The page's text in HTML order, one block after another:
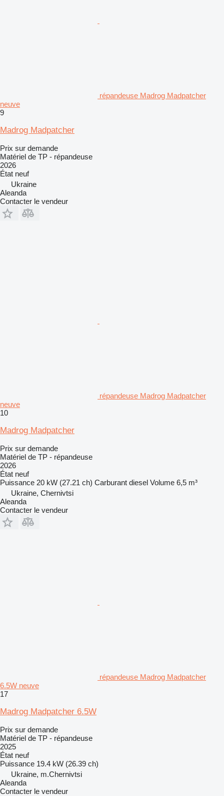
répandeuse Madrog Madpatcher
neuve
9
Madrog Madpatcher
Prix sur demande
Matériel de TP - répandeuse
2026
État neuf
Ukraine
Aleanda
Contacter le vendeur
répandeuse Madrog Madpatcher
neuve
10
Madrog Madpatcher
Prix sur demande
Matériel de TP - répandeuse
2026
État neuf
Puissance 20 kW (27.21 ch) Carburant diesel Volume 6,5 m³
Ukraine, Chernivtsi
Aleanda
Contacter le vendeur
répandeuse Madrog Madpatcher
6.5W neuve
17
Madrog Madpatcher 6.5W
Prix sur demande
Matériel de TP - répandeuse
2025
État neuf
Puissance 19.4 kW (26.39 ch)
Ukraine, m.Chernivtsi
Aleanda
Contacter le vendeur